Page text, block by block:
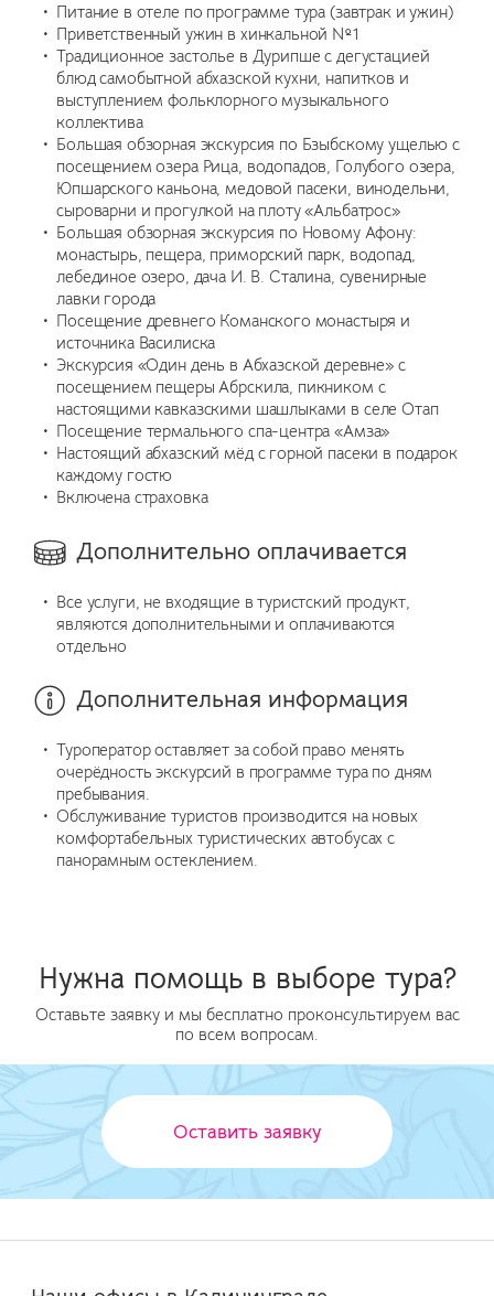
Питание в отеле по программе тура (завтрак и ужин)
Приветственный ужин в хинкальной №1
Традиционное застолье в Дурипше с дегустацией
блюд самобытной абхазской кухни, напитков и
выступлением фольклорного музыкального
коллектива
Большая обзорная экскурсия по Бзыбскому ущелью с
посещением озера Рица, водопадов, Голубого озера,
Юпшарского каньона, медовой пасеки, винодельни,
сыроварни и прогулкой на плоту «Альбатрос»
Большая обзорная экскурсия по Новому Афону:
монастырь, пещера, приморский парк, водопад,
лебединое озеро, дача И. В. Сталина, сувенирные
лавки города
Посещение древнего Команского монастыря и
источника Василиска
Экскурсия «Один день в Абхазской деревне» с
посещением пещеры Абрскила, пикником с
настоящими кавказскими шашлыками в селе Отап
Посещение термального спа-центра «Амза»
Настоящий абхазский мёд с горной пасеки в подарок
каждому гостю
Включена страховка
Дополнительно оплачивается
Все услуги, не входящие в туристский продукт,
являются дополнительными и оплачиваются
отдельно
Дополнительная информация
Туроператор оставляет за собой право менять
очерёдность экскурсий в программе тура по дням
пребывания.
Обслуживание туристов производится на новых
комфортабельных туристических автобусах с
панорамным остеклением.
Нужна помощь в выборе тура?
Оставьте заявку и мы бесплатно проконсультируем вас
по всем вопросам.
Оставить заявку